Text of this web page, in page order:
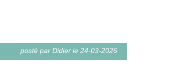
posté par Didier le 24-03-2026